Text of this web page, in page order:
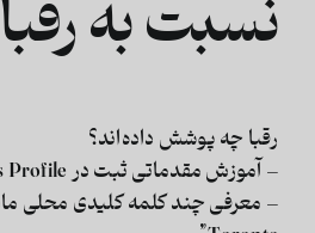
نسبت به رقبا
رقبا چه پوشش داده‌اند؟
– آموزش مقدماتی ثبت در Google Business Profile.